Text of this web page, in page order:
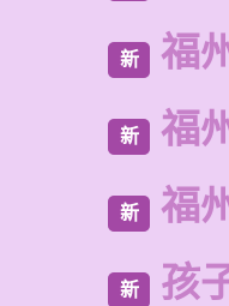
新 福
新 福
新 福
新 孩